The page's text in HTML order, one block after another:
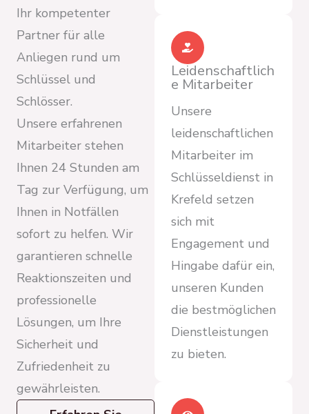
Ihr kompetenter
Partner für alle
Anliegen rund um
Schlüssel und
Schlösser.
Unsere erfahrenen
Mitarbeiter stehen
Ihnen 24 Stunden am
Tag zur Verfügung, um
Ihnen in Notfällen
sofort zu helfen. Wir
garantieren schnelle
Reaktionszeiten und
professionelle
Lösungen, um Ihre
Sicherheit und
Zufriedenheit zu
gewährleisten.
Leidenschaftlich
e Mitarbeiter
Unsere
leidenschaftlichen
Mitarbeiter im
Schlüsseldienst in
Krefeld setzen
sich mit
Engagement und
Hingabe dafür ein,
unseren Kunden
die bestmöglichen
Dienstleistungen
zu bieten.